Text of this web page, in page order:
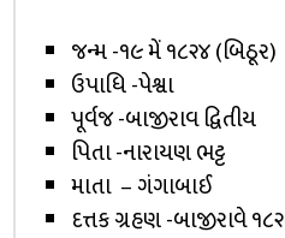
જન્મ -૧૯ મેં ૧૮૨૪ (બિઠૂર)
ઉપાધિ -પેશ્વા
પૂર્વજ -બાજીરાવ દ્વિતીય
પિતા -નારાયણ ભટ્ટ
માતા – ગંગાબાઈ
દત્તક ગ્રહણ -બાજીરાવે